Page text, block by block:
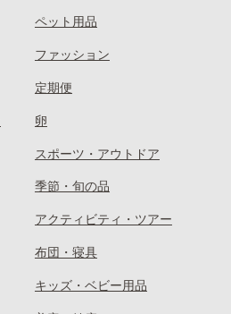
ペット用品
ファッション
定期便
卵
スポーツ・アウトドア
季節・旬の品
アクティビティ・ツアー
布団・寝具
キッズ・ベビー用品